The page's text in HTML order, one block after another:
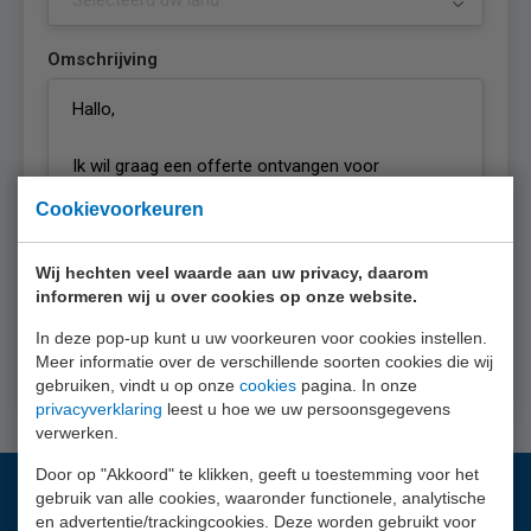
Cookievoorkeuren
Wij hechten veel waarde aan uw privacy, daarom
informeren wij u over cookies op onze website.
In deze pop-up kunt u uw voorkeuren voor cookies instellen.
Meer informatie over de verschillende soorten cookies die wij
gebruiken, vindt u op onze cookies pagina. In onze
privacyverklaring leest u hoe we uw persoonsgegevens
verwerken.
Door op "Akkoord" te klikken, geeft u toestemming voor het
gebruik van alle cookies, waaronder functionele, analytische
en advertentie/trackingcookies. Deze worden gebruikt voor
Omschrijving
Ik ga akkoord met de privacyverklaring
EURO-INDEX b.v.
Offerte aanvragen
Vragen?